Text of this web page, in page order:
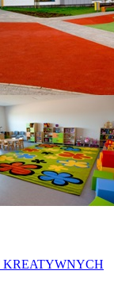
KREATYWNYCH